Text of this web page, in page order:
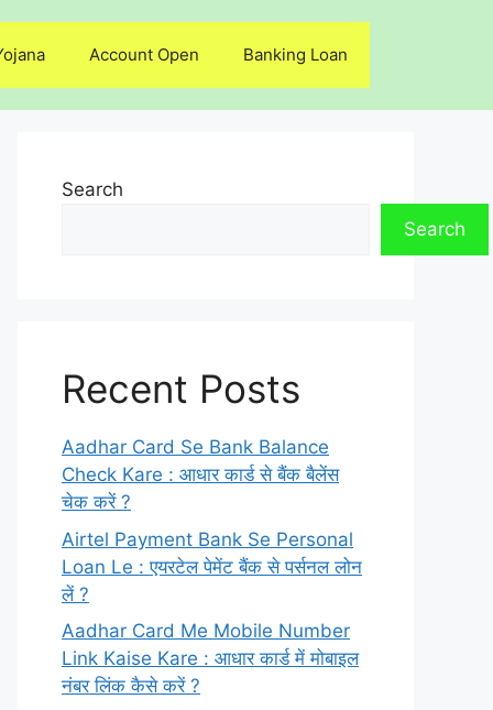
Account Open Banking Loan
Search
Search
Recent Posts
Aadhar Card Se Bank Balance
Check Kare : आधार कार्ड से बैंक बैलेंस
चेक करें ?
Airtel Payment Bank Se Personal
Loan Le : एयरटेल पेमेंट बैंक से पर्सनल लोन
लें ?
Aadhar Card Me Mobile Number
Link Kaise Kare : आधार कार्ड में मोबाइल
नंबर लिंक कैसे करें ?